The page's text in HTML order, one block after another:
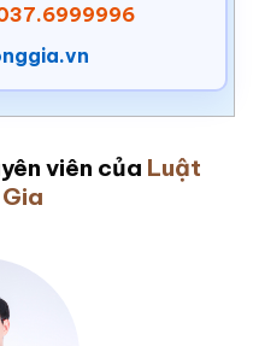
viên của Luật